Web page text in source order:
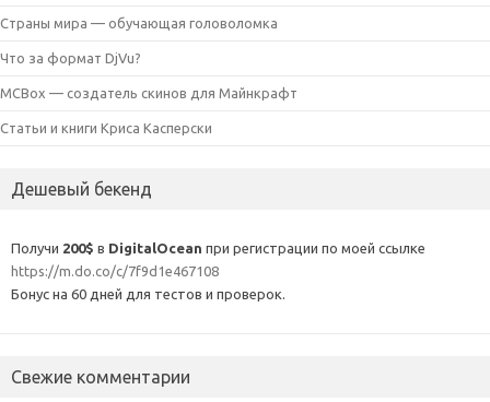
Страны мира — обучающая головоломка
Что за формат DjVu?
MCBox — создатель скинов для Майнкрафт
Статьи и книги Криса Касперски
Дешевый бекенд
Получи 200$ в DigitalOcean при регистрации по моей ссылке
https://m.do.co/c/7f9d1e467108
Бонус на 60 дней для тестов и проверок.
Свежие комментарии